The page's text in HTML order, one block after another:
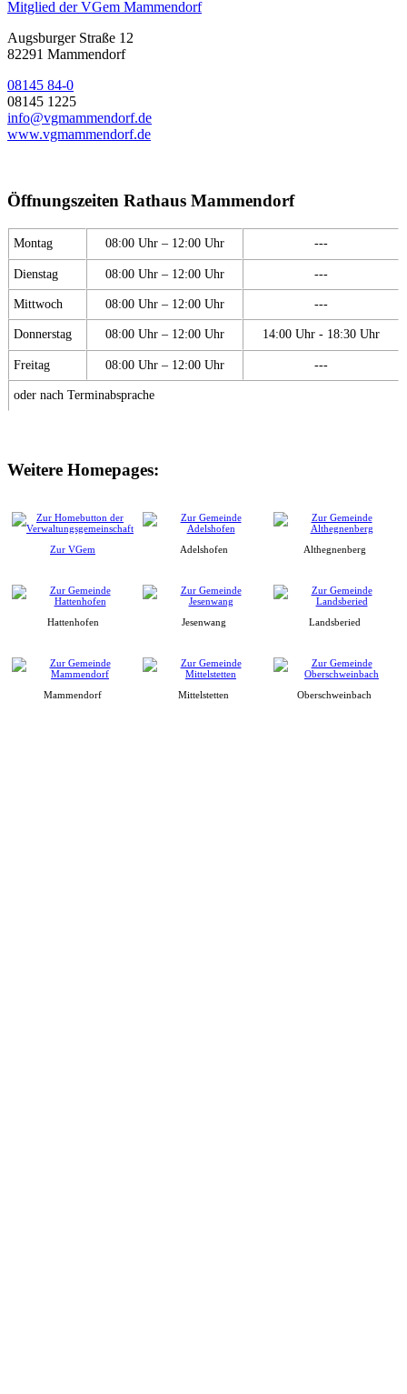
Mitglied der VGem Mammendorf
Augsburger Straße 12
82291 Mammendorf
08145 84-0
08145 1225
info@vgmammendorf.de
www.vgmammendorf.de
Öffnungszeiten Rathaus Mammendorf
Montag 08:00 Uhr – 12:00 Uhr ---
Dienstag 08:00 Uhr – 12:00 Uhr ---
Mittwoch 08:00 Uhr – 12:00 Uhr ---
Donnerstag 08:00 Uhr – 12:00 Uhr 14:00 Uhr - 18:30 Uhr
Freitag 08:00 Uhr – 12:00 Uhr ---
oder nach Terminabsprache
Weitere Homepages:
Zur VGem Adelshofen Althegnenberg
Hattenhofen Jesenwang Landsberied
Mammendorf Mittelstetten Oberschweinbach